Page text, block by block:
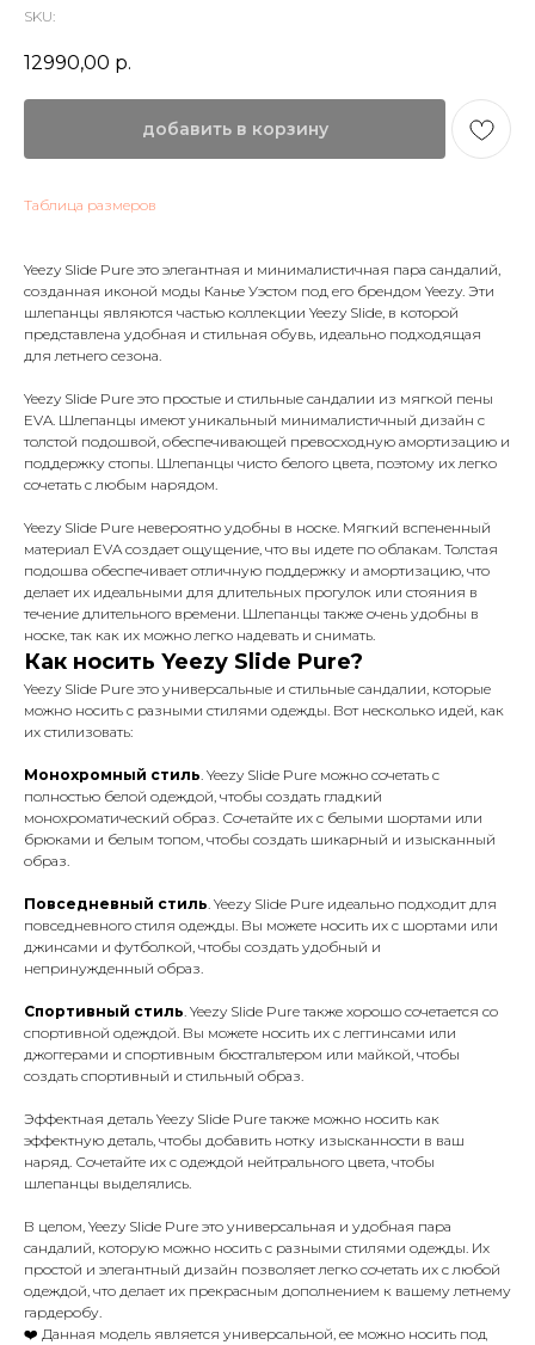
SKU:
12990,00 р.
добавить в корзину
Таблица размеров
Yeezy Slide Pure это элегантная и минималистичная пара сандалий,
созданная иконой моды Канье Уэстом под его брендом Yeezy. Эти
шлепанцы являются частью коллекции Yeezy Slide, в которой
представлена удобная и стильная обувь, идеально подходящая
для летнего сезона.
Yeezy Slide Pure это простые и стильные сандалии из мягкой пены
EVA. Шлепанцы имеют уникальный минималистичный дизайн с
толстой подошвой, обеспечивающей превосходную амортизацию и
поддержку стопы. Шлепанцы чисто белого цвета, поэтому их легко
сочетать с любым нарядом.
Yeezy Slide Pure невероятно удобны в носке. Мягкий вспененный
материал EVA создает ощущение, что вы идете по облакам. Толстая
подошва обеспечивает отличную поддержку и амортизацию, что
делает их идеальными для длительных прогулок или стояния в
течение длительного времени. Шлепанцы также очень удобны в
носке, так как их можно легко надевать и снимать.
Как носить Yeezy Slide Pure?
Yeezy Slide Pure это универсальные и стильные сандалии, которые
можно носить с разными стилями одежды. Вот несколько идей, как
их стилизовать:
Монохромный стиль. Yeezy Slide Pure можно сочетать с
полностью белой одеждой, чтобы создать гладкий
монохроматический образ. Сочетайте их с белыми шортами или
брюками и белым топом, чтобы создать шикарный и изысканный
образ.
Повседневный стиль. Yeezy Slide Pure идеально подходит для
повседневного стиля одежды. Вы можете носить их с шортами или
джинсами и футболкой, чтобы создать удобный и
непринужденный образ.
Спортивный стиль. Yeezy Slide Pure также хорошо сочетается со
спортивной одеждой. Вы можете носить их с леггинсами или
джоггерами и спортивным бюстгальтером или майкой, чтобы
создать спортивный и стильный образ.
Эффектная деталь Yeezy Slide Pure также можно носить как
эффектную деталь, чтобы добавить нотку изысканности в ваш
наряд. Сочетайте их с одеждой нейтрального цвета, чтобы
шлепанцы выделялись.
В целом, Yeezy Slide Pure это универсальная и удобная пара
сандалий, которую можно носить с разными стилями одежды. Их
простой и элегантный дизайн позволяет легко сочетать их с любой
одеждой, что делает их прекрасным дополнением к вашему летнему
гардеробу.
❤️ Данная модель является универсальной, ее можно носить под